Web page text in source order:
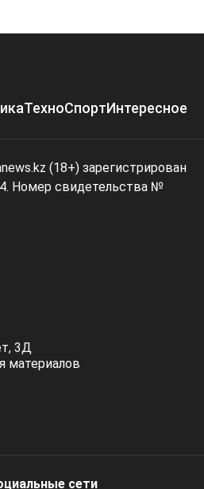
ТехноСпортИнтересное
(18+) зарегистрирован
Номер свидетельства №
3Д
материалов
cети